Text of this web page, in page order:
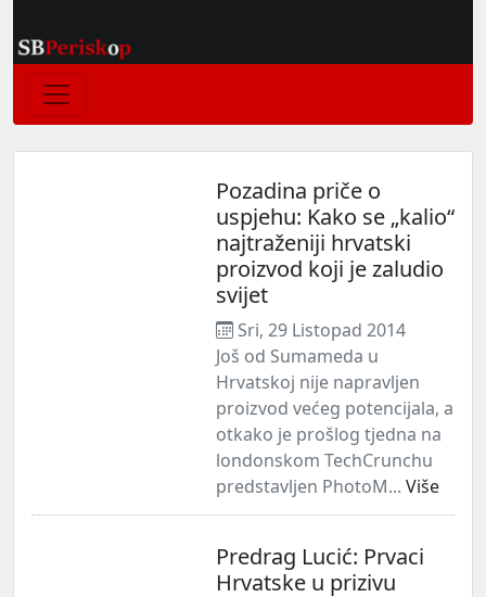
Pozadina priče o
uspjehu: Kako se „kalio“
najtraženiji hrvatski
proizvod koji je zaludio
svijet
Sri, 29 Listopad 2014
Još od Sumameda u
Hrvatskoj nije napravljen
proizvod većeg potencijala, a
otkako je prošlog tjedna na
londonskom TechCrunchu
predstavljen PhotoM... Više
Predrag Lucić: Prvaci
Hrvatske u prizivu